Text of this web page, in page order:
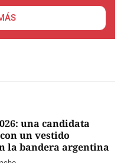
una candidata
un vestido
la bandera argentina